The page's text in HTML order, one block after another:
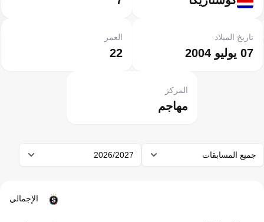
07 يوليو 2004
تاريخ الميلاد
22
العمر
مهاجم
المركز
جميع المسابقات 2026/2027
الإجمالي